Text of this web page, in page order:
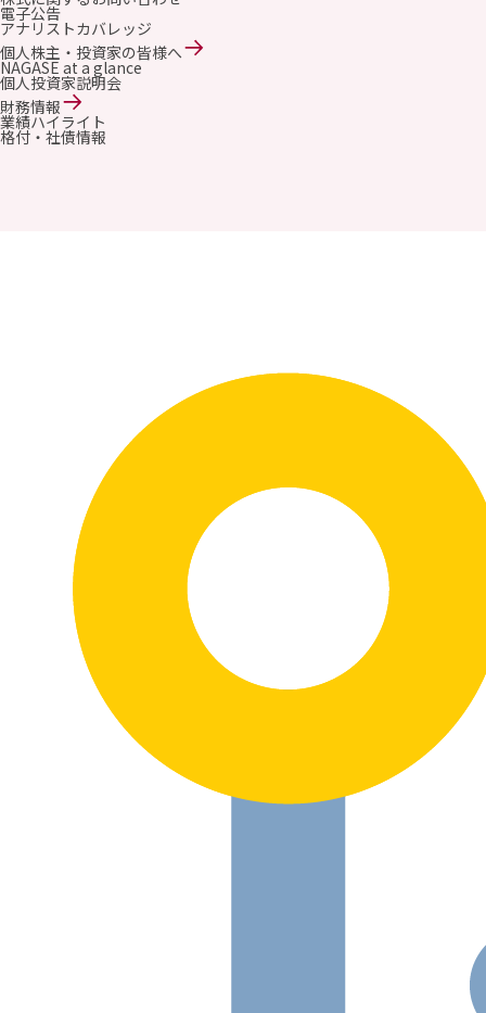
電子公告
アナリストカバレッジ
個人株主・投資家の皆様へ
NAGASE at a glance
個人投資家説明会
財務情報
業績ハイライト
格付・社債情報